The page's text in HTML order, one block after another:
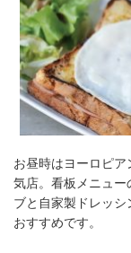
お昼時はヨーロピ
気店。看板メニュ
ブと自家製ドレッ
おすすめです。